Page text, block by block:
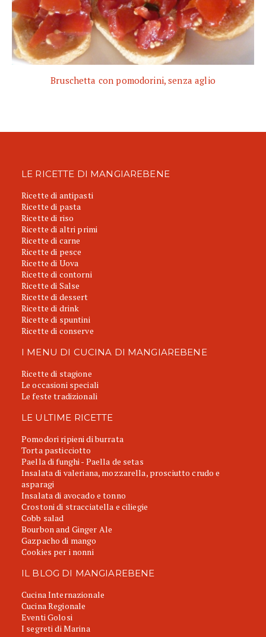
Bruschetta con pomodorini, senza aglio
LE RICETTE DI MANGIAREBENE
Ricette di antipasti
Ricette di pasta
Ricette di riso
Ricette di altri primi
Ricette di carne
Ricette di pesce
Ricette di Uova
Ricette di contorni
Ricette di Salse
Ricette di dessert
Ricette di drink
Ricette di spuntini
Ricette di conserve
I MENU DI CUCINA DI MANGIAREBENE
Ricette di stagione
Le occasioni speciali
Le feste tradizionali
LE ULTIME RICETTE
Pomodori ripieni di burrata
Torta pasticciotto
Paella di funghi - Paella de setas
Insalata di valeriana, mozzarella, prosciutto crudo e
asparagi
Insalata di avocado e tonno
Crostoni di stracciatella e ciliegie
Cobb salad
Bourbon and Ginger Ale
Gazpacho di mango
Cookies per i nonni
IL BLOG DI MANGIAREBENE
Cucina Internazionale
Cucina Regionale
Eventi Golosi
I segreti di Marina